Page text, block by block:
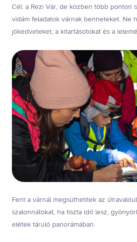
Cél: a Rezi Vár, de közben több ponton
vidám feladatok várnak benneteket. Ne
jókedveteket, a kitartásotokat és a
Fent a várnál megsüthetitek az
szalonnátokat, ha tiszta idő lesz,
elétek táruló panorámában.